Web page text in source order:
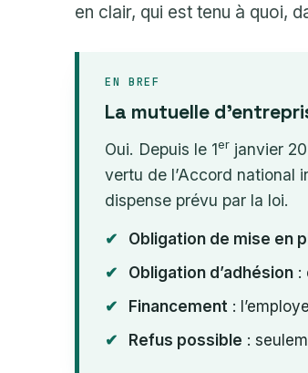
en clair, qui est tenu à quoi,
EN BREF
La mutuelle
Oui. Depuis le 1er janvier
vertu de l’Accord national
dispense prévu par la loi.
Obligation de mise en
Obligation d’adhésion :
Financement :
Refus possible :